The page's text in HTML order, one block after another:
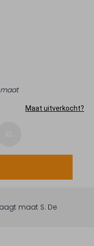
Maat uitverkocht?
maat S. De